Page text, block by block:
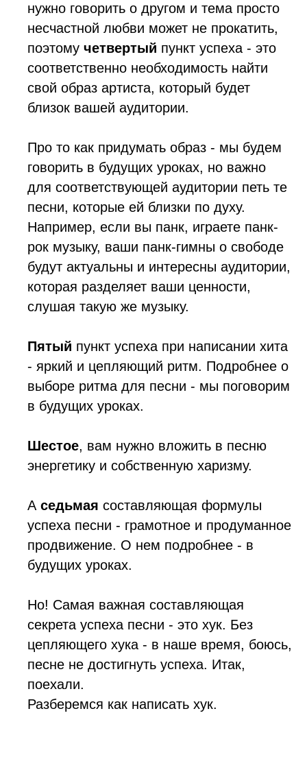
нужно говорить о другом и тема просто
несчастной любви может не прокатить,
поэтому четвертый пункт успеха - это
соответственно необходимость найти
свой образ артиста, который будет
близок вашей аудитории.
Про то как придумать образ - мы будем
говорить в будущих уроках, но важно
для соответствующей аудитории петь те
песни, которые ей близки по духу.
Например, если вы панк, играете панк-
рок музыку, ваши панк-гимны о свободе
будут актуальны и интересны аудитории,
которая разделяет ваши ценности,
слушая такую же музыку.
Пятый пункт успеха при написании хита
- яркий и цепляющий ритм. Подробнее о
выборе ритма для песни - мы поговорим
в будущих уроках.
Шестое, вам нужно вложить в песню
энергетику и собственную харизму.
А седьмая составляющая формулы
успеха песни - грамотное и продуманное
продвижение. О нем подробнее - в
будущих уроках.
Но! Самая важная составляющая
секрета успеха песни - это хук. Без
цепляющего хука - в наше время, боюсь,
песне не достигнуть успеха. Итак,
поехали.
Разберемся как написать хук.